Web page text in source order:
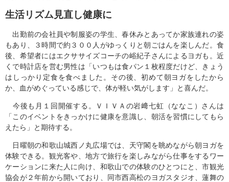
生活リズム見直し健康に
出勤前の会社員や制服姿の学生、春休みとあってか家族連れの姿
もあり、３時間で約３００人がゆっくりと朝ごはんを楽しんだ。食
後、希望者にはエクササイズコーチの峪紀子さんによるヨガも。近
くで時計店を営む男性は「いつもは食パン１枚程度だけど、きょう
はしっかり定食を食べました。その後、初めて朝ヨガをしたから
か、血がめぐっている感じで、体が軽い気がします」と喜んだ。
今後も月１回開催する。ＶＩＶＡの岩﨑七虹（ななこ）さんは
「このイベントをきっかけに健康を意識し、朝活を習慣にしてもら
えたら」と期待する。
日曜朝の和歌山城西ノ丸広場では、天守閣を眺めながら朝ヨガを
体験できる。観光客や、地方で旅行を楽しみながら仕事をするワー
ケーションに来た人に向け、和歌山での体験のひとつにと、市観光
協会が２年前から開いており、同市西高松のヨガスタジオ、蓮舞の